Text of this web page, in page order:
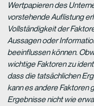
Wertpapieren des
vorstehende Auflistung
Vollständigkeit der
Aussagen oder
beeinflussen können.
wichtige Faktoren zu
dass die tatsächlichen
kann es andere Faktoren
Ergebnisse nicht wie